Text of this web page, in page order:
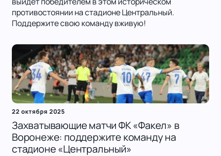
противостоянии на стадионе Центральный.
Поддержите свою команду вживую!
22 октября 2025
Захватывающие матчи ФК «Факел» в
Воронеже: поддержите команду на
стадионе «Центральный»